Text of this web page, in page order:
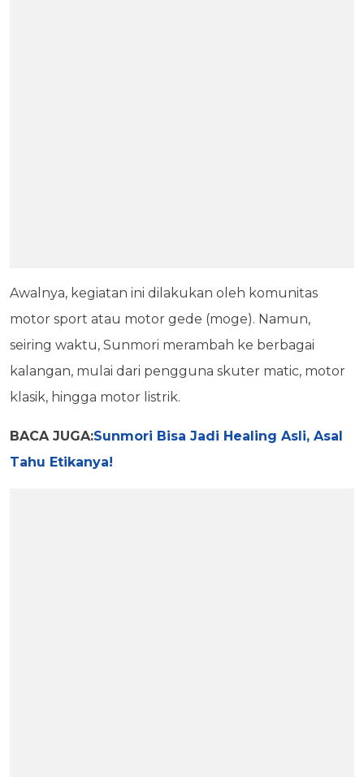
Awalnya, kegiatan ini dilakukan oleh komunitas
motor sport atau motor gede (moge). Namun,
seiring waktu, Sunmori merambah ke berbagai
kalangan, mulai dari pengguna skuter matic, motor
klasik, hingga motor listrik.
BACA JUGA:Sunmori Bisa Jadi Healing Asli, Asal
Tahu Etikanya!